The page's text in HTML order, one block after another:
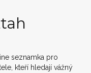
seznamka pro
kteří hledají vážný